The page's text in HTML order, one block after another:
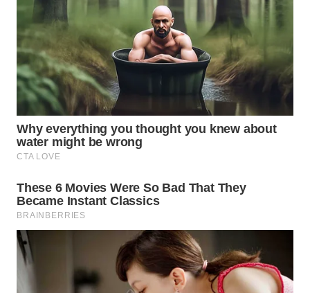
WN
MAJALENGKA
WN
SUBANG
WN
SUKABUMI
WN
PURWAKARTA
WN
PRIANGAN